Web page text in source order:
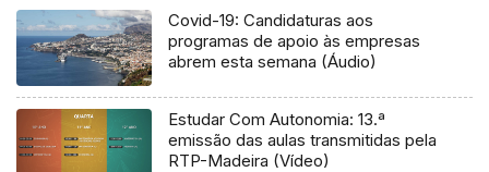
Covid-19: Candidaturas aos
programas de apoio às empresas
abrem esta semana (Áudio)
Estudar Com Autonomia: 13.ª
emissão das aulas transmitidas pela
RTP-Madeira (Vídeo)